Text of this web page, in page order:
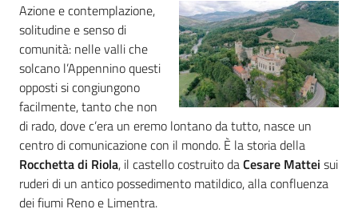
Azione e contemplazione,
solitudine e senso di
comunità: nelle valli che
solcano l’Appennino questi
opposti si congiungono
facilmente, tanto che non
di rado, dove c’era un eremo lontano da tutto, nasce un
centro di comunicazione con il mondo. È la storia della
Rocchetta di Riola, il castello costruito daCesare Mattei sui
ruderi di un antico possedimento matildico, alla confluenza
dei fiumi Reno e Limentra.